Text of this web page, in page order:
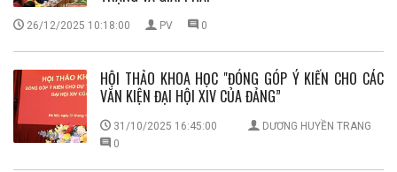
26/12/2025 10:18:00 PV 0
HỘI THẢO KHOA HỌC "ĐÓNG GÓP Ý KIẾN CHO CÁC
VĂN KIỆN ĐẠI HỘI XIV CỦA ĐẢNG”
31/10/2025 16:45:00
DƯƠNG HUYỀN TRANG
0